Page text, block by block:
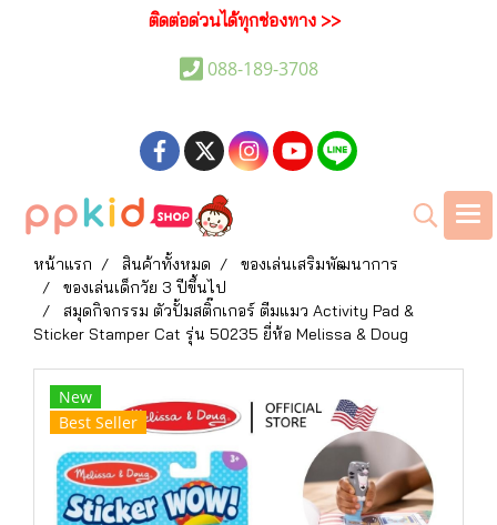
ติดต่อด่วนได้ทุกช่องทาง >>
088-189-3708
หน้าแรก สินค้าทั้งหมด
ของเล่นเสริมพัฒนาการ
ของเล่นเด็กวัย 3 ปีขึ้นไป
สมุดกิจกรรม ตัวปั้มสติ๊กเกอร์ ตีมแมว Activity Pad &
Sticker Stamper Cat รุ่น 50235 ยี่ห้อ Melissa & Doug
New
Best Seller